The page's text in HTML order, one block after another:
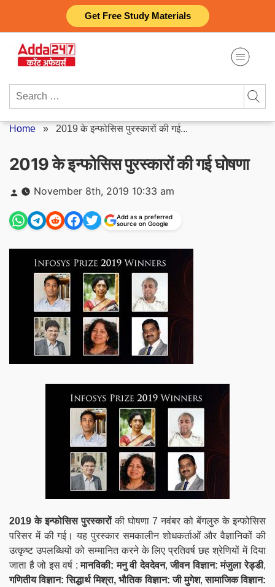
Get Free Study Materials
content
Search
Home » 2019 के इन्फोसिस पुरस्कारों की गई...
2019 के इन्फोसिस पुरस्कारों की गई घोषणा
Posted
by
November 8th, 2019 10:33 am
Add as a preferred
source on Google
2019 के इन्फोसिस पुरस्कारोंकी घोषणा 7 नवंबर को बेंगलुरु के इन्फोसिस
परिसर में की गई। यह पुरस्कार समकालीन शोधकर्ताओं और वैज्ञानिकों की
उत्कृष्ट उपलब्धियों को सम्मानित करने के लिए प्रतिवर्ष छह श्रेणियों में दिया
जाता है जो इस वर्ष :मानविकी: मनु वी देवदेवन,जीवन विज्ञान: मंजुला रेड्डी,
गणितीय विज्ञान: सिद्धार्थ मिश्रा, भौतिक विज्ञान: जी मुगेश,सामाजिक विज्ञान: